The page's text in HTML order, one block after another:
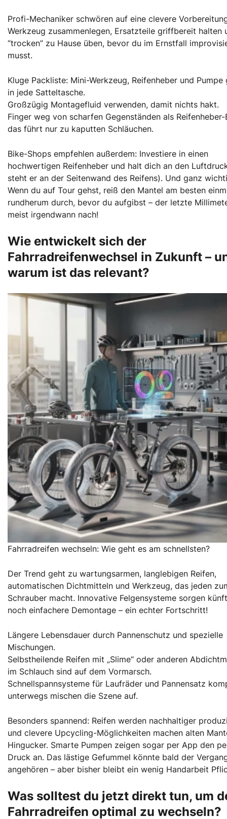
Profi-Mechaniker schwören auf eine clevere
Werkzeug zusammenlegen, Ersatzteile griffbereit halten
“trocken” zu Hause üben, bevor du im Ernstfall
musst.
Kluge Packliste: Mini-Werkzeug, Reifenheber und Pumpe
in jede Satteltasche.
Großzügig Montagefluid verwenden, damit nichts hakt.
Finger weg von scharfen Gegenständen als Reifenheber-
das führt nur zu kaputten Schläuchen.
Bike-Shops empfehlen außerdem: Investiere in einen
hochwertigen Reifenheber und halt dich an den
steht er an der Seitenwand des Reifens). Und ganz
Wenn du auf Tour gehst, reiß den Mantel am besten
rundherum durch, bevor du aufgibst – der letzte
meist irgendwann nach!
Wie entwickelt sich der
Fahrradreifenwechsel in Zukunft –
warum ist das relevant?
Fahrradreifen wechseln: Wie geht es am schnellsten?
Der Trend geht zu wartungsarmen, langlebigen Reifen,
automatischen Dichtmitteln und Werkzeug, das jeden
Schrauber macht. Innovative Felgensysteme sorgen
noch einfachere Demontage – ein echter Fortschritt!
Längere Lebensdauer durch Pannenschutz und spezielle
Mischungen.
Selbstheilende Reifen mit „Slime“ oder anderen
im Schlauch sind auf dem Vormarsch.
Schnellspannsysteme für Laufräder und Pannensatz
unterwegs mischen die Szene auf.
Besonders spannend: Reifen werden nachhaltiger
und clevere Upcycling-Möglichkeiten machen alten
Hingucker. Smarte Pumpen zeigen sogar per App den
Druck an. Das lästige Gefummel könnte bald der
angehören – aber bisher bleibt ein wenig Handarbeit
Was solltest du jetzt direkt tun, um
Fahrradreifen optimal zu wechseln?